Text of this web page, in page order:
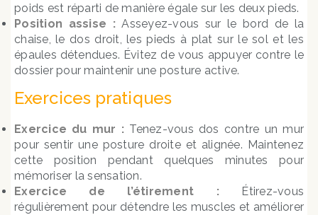
poids est réparti de manière égale sur les deux pieds.
Position assise :Asseyez-vous sur le bord de la
chaise, le dos droit, les pieds à plat sur le sol et les
épaules détendues. Évitez de vous appuyer contre le
dossier pour maintenir une posture active.
Exercices pratiques
Exercice du mur : Tenez-vous dos contre un mur
pour sentir une posture droite et alignée. Maintenez
cette position pendant quelques minutes pour
mémoriser la sensation.
Exercice de l’étirement :Étirez-vous
régulièrement pour détendre les muscles et améliorer